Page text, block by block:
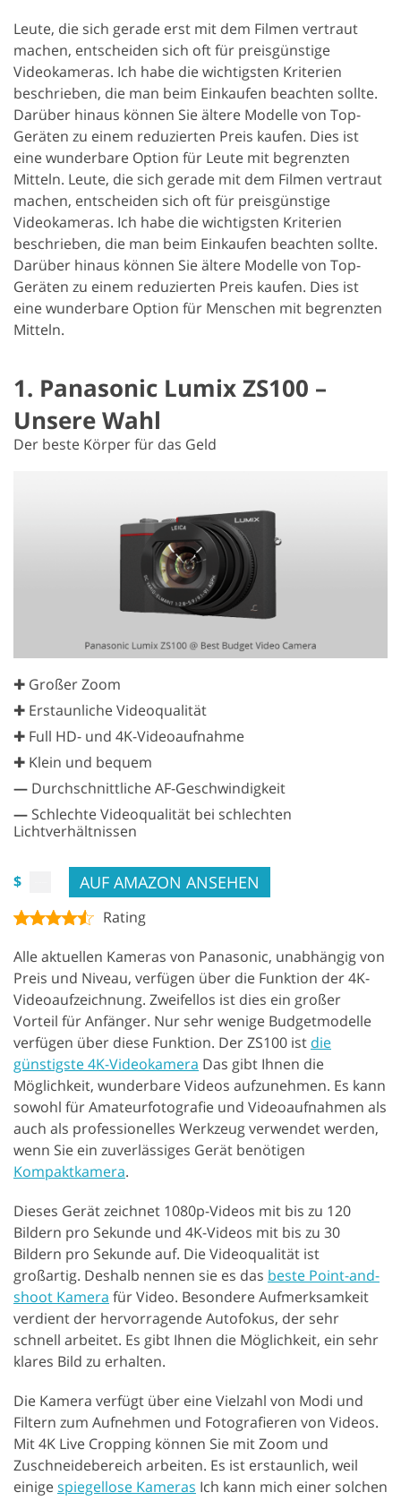
Leute, die sich gerade erst mit dem Filmen vertraut
machen, entscheiden sich oft für preisgünstige
Videokameras. Ich habe die wichtigsten Kriterien
beschrieben, die man beim Einkaufen beachten sollte.
Darüber hinaus können Sie ältere Modelle von Top-
Geräten zu einem reduzierten Preis kaufen. Dies ist
eine wunderbare Option für Leute mit begrenzten
Mitteln. Leute, die sich gerade mit dem Filmen vertraut
machen, entscheiden sich oft für preisgünstige
Videokameras. Ich habe die wichtigsten Kriterien
beschrieben, die man beim Einkaufen beachten sollte.
Darüber hinaus können Sie ältere Modelle von Top-
Geräten zu einem reduzierten Preis kaufen. Dies ist
eine wunderbare Option für Menschen mit begrenzten
Mitteln.
1. Panasonic Lumix ZS100 –
Unsere Wahl
Der beste Körper für das Geld
✚ Großer Zoom
✚ Erstaunliche Videoqualität
✚ Full HD- und 4K-Videoaufnahme
✚ Klein und bequem
— Durchschnittliche AF-Geschwindigkeit
— Schlechte Videoqualität bei schlechten
Lichtverhältnissen
$ AUF AMAZON ANSEHEN
Rating
Alle aktuellen Kameras von Panasonic, unabhängig von
Preis und Niveau, verfügen über die Funktion der 4K-
Videoaufzeichnung. Zweifellos ist dies ein großer
Vorteil für Anfänger. Nur sehr wenige Budgetmodelle
verfügen über diese Funktion. Der ZS100 ist die
günstigste 4K-Videokamera Das gibt Ihnen die
Möglichkeit, wunderbare Videos aufzunehmen. Es kann
sowohl für Amateurfotografie und Videoaufnahmen als
auch als professionelles Werkzeug verwendet werden,
wenn Sie ein zuverlässiges Gerät benötigen
Kompaktkamera.
Dieses Gerät zeichnet 1080p-Videos mit bis zu 120
Bildern pro Sekunde und 4K-Videos mit bis zu 30
Bildern pro Sekunde auf. Die Videoqualität ist
großartig. Deshalb nennen sie es das beste Point-and-
shoot Kamera für Video. Besondere Aufmerksamkeit
verdient der hervorragende Autofokus, der sehr
schnell arbeitet. Es gibt Ihnen die Möglichkeit, ein sehr
klares Bild zu erhalten.
Die Kamera verfügt über eine Vielzahl von Modi und
Filtern zum Aufnehmen und Fotografieren von Videos.
Mit 4K Live Cropping können Sie mit Zoom und
Zuschneidebereich arbeiten. Es ist erstaunlich, weil
einigespiegellose Kameras Ich kann mich einer solchen